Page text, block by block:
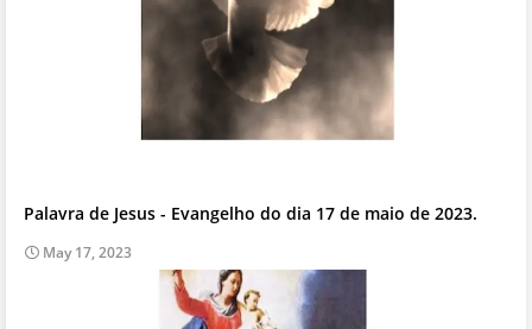
Palavra de Jesus - Evangelho do dia 17 de maio de 2023.
May 17, 2023